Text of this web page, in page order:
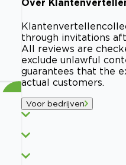
Over
Klantenvertellen
through invitations
All reviews are
exclude unlawful
guarantees that the
actual customers.
Voor bedrijven